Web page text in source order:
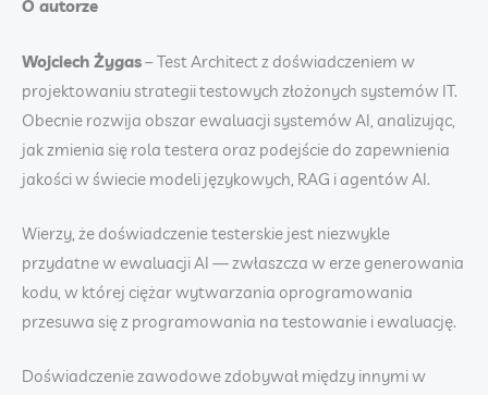
O autorze
Wojciech Żygas– Test Architect z doświadczeniem w
projektowaniu strategii testowych złożonych systemów IT.
Obecnie rozwija obszar ewaluacji systemów AI, analizując,
jak zmienia się rola testera oraz podejście do zapewnienia
jakości w świecie modeli językowych, RAG i agentów AI.
Wierzy, że doświadczenie testerskie jest niezwykle
przydatne w ewaluacji AI — zwłaszcza w erze generowania
kodu, w której ciężar wytwarzania oprogramowania
przesuwa się z programowania na testowanie i ewaluację.
Doświadczenie zawodowe zdobywał między innymi w